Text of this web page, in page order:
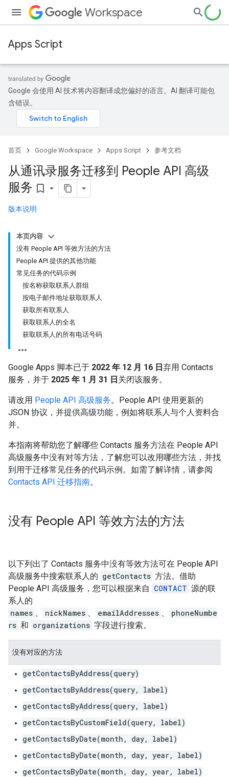
Workspace
Apps Script
Google 会使用 AI 技术将内容翻译成您偏好的语言。AI 翻译可能包
含错误。
首页 Google Workspace Apps Script 参考文档
从通讯录服务迁移到 People API 高级
服务 bookmark_border
版本说明
本页内容
没有 People API 等效方法的方法
People API 提供的其他功能
常见任务的代码示例
按名称获取联系人群组
按电子邮件地址获取联系人
获取所有联系人
获取联系人的全名
获取联系人的所有电话号码
Google Apps 脚本已于 2022 年 12 月 16 日弃用 Contacts
服务，并于 2025 年 1 月 31 日关闭该服务。
请改用 People API 高级服务。People API 使用更新的
JSON 协议，并提供高级功能，例如将联系人与个人资料合
并。
本指南将帮助您了解哪些 Contacts 服务方法在 People API
高级服务中没有对等方法，了解您可以改用哪些方法，并找
到用于迁移常见任务的代码示例。如需了解详情，请参阅
Contacts API 迁移指南。
没有 People API 等效方法的方法
以下列出了 Contacts 服务中没有等效方法可在 People API
高级服务中搜索联系人的 getContacts 方法。借助
People API 高级服务，您可以根据来自 CONTACT 源的联
系人的
names 、 nickNames 、 emailAddresses 、
phoneNumbe
rs 和 organizations 字段进行搜索。
没有对应的方法
getContactsByAddress(query)
getContactsByAddress(query, label)
getContactsByAddress(query, label)
getContactsByCustomField(query, label)
getContactsByDate(month, day, label)
getContactsByDate(month, day, year, label)
getContactsByDate(month, day, year, label)